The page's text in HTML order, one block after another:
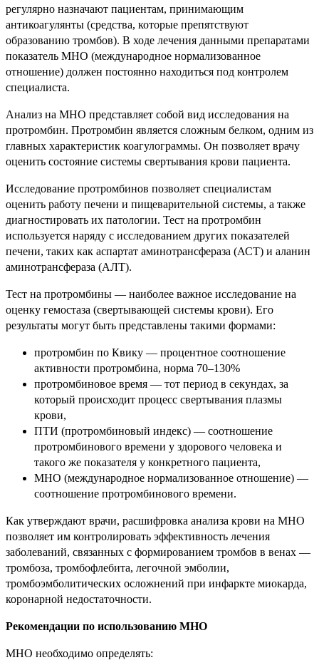
регулярно назначают пациентам, принимающим
антикоагулянты (средства, которые препятствуют
образованию тромбов). В ходе лечения данными препаратами
показатель МНО (международное нормализованное
отношение) должен постоянно находиться под контролем
специалиста.
Анализ на МНО представляет собой вид исследования на
протромбин. Протромбин является сложным белком, одним из
главных характеристик коагулограммы. Он позволяет врачу
оценить состояние системы свертывания крови пациента.
Исследование протромбинов позволяет специалистам
оценить работу печени и пищеварительной системы, а также
диагностировать их патологии. Тест на протромбин
используется наряду с исследованием других показателей
печени, таких как аспартат аминотрансфераза (АСТ) и аланин
аминотрансфераза (АЛТ).
Тест на протромбины — наиболее важное исследование на
оценку гемостаза (свертывающей системы крови). Его
результаты могут быть представлены такими формами:
протромбин по Квику — процентное соотношение
активности протромбина, норма 70–130%
протромбиновое время — тот период в секундах, за
который происходит процесс свертывания плазмы
крови,
ПТИ (протромбиновый индекс) — соотношение
протромбинового времени у здорового человека и
такого же показателя у конкретного пациента,
МНО (международное нормализованное отношение) —
соотношение протромбинового времени.
Как утверждают врачи, расшифровка анализа крови на МНО
позволяет им контролировать эффективность лечения
заболеваний, связанных с формированием тромбов в венах —
тромбоза, тромбофлебита, легочной эмболии,
тромбоэмболитических осложнений при инфаркте миокарда,
коронарной недостаточности.
Рекомендации по использованию МНО
МНО необходимо определять: